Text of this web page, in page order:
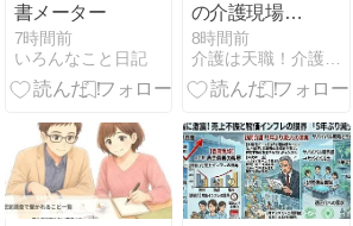
書メーター
7時間前
いろんなこと日記
の介護現場で
意識しておく
ワンポイント
メッセージ】
8時間前